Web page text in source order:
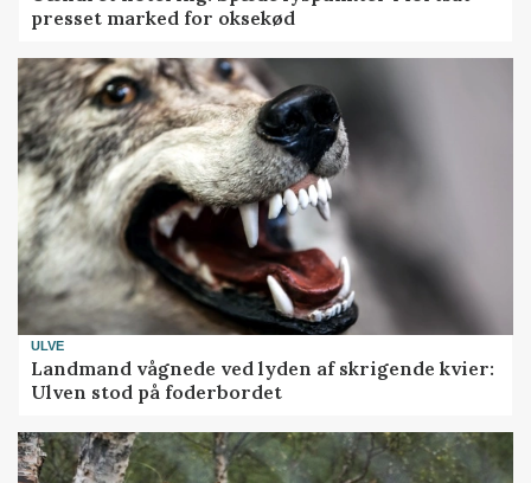
presset marked for oksekød
ULVE
Landmand vågnede ved lyden af skrigende kvier:
Ulven stod på foderbordet